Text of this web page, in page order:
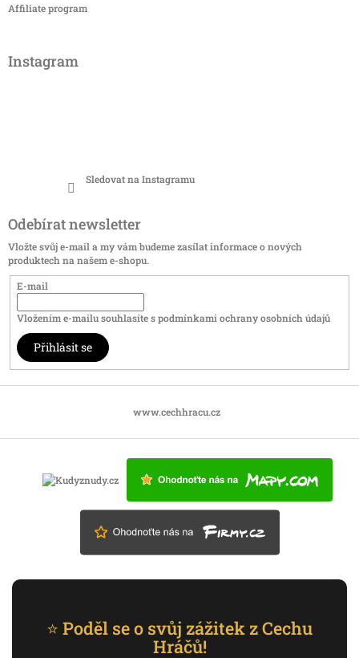
Affiliate program
Instagram
Sledovat na Instagramu
Odebírat newsletter
Vložte svůj e-mail a my vám budeme zasílat informace o nových
produktech na našem e-shopu.
E-mail
Vložením e-mailu souhlasíte spodmínkami ochrany osobních údajů
Přihlásit se
www.cechhracu.cz
⭐ Poděl se o svůj zážitek z Cechu
Hráčů!